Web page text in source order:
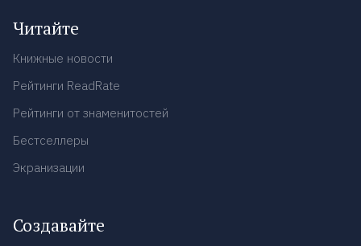
Читайте
Книжные новости
Рейтинги ReadRate
Рейтинги от знаменитостей
Бестселлеры
Экранизации
Создавайте